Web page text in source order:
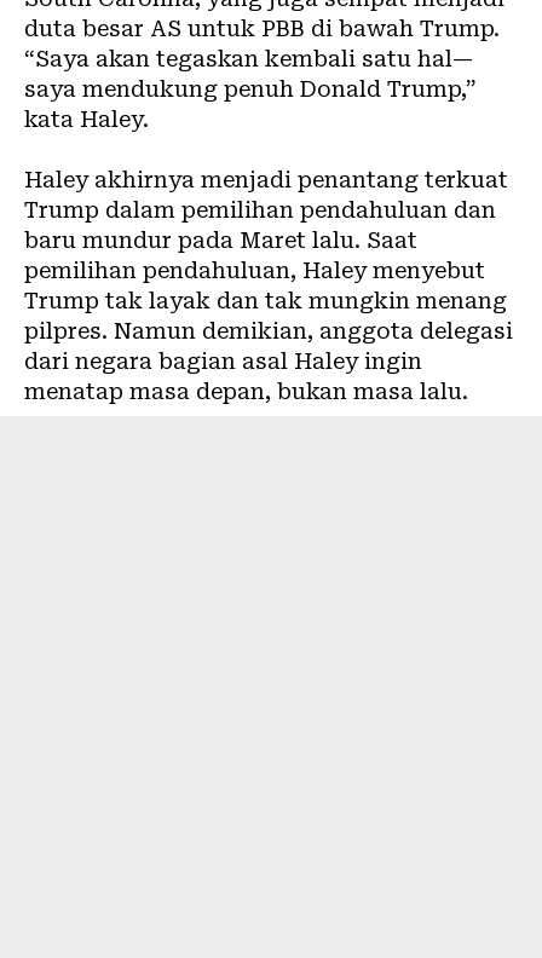
duta besar AS untuk PBB di bawah Trump.
“Saya akan tegaskan kembali satu hal—
saya mendukung penuh Donald Trump,”
kata Haley.
Haley akhirnya menjadi penantang terkuat
Trump dalam pemilihan pendahuluan dan
baru mundur pada Maret lalu. Saat
pemilihan pendahuluan, Haley menyebut
Trump tak layak dan tak mungkin menang
pilpres. Namun demikian, anggota delegasi
dari negara bagian asal Haley ingin
menatap masa depan, bukan masa lalu.